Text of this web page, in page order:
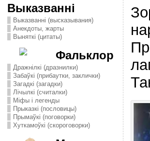
Выказванні
Выказванні (высказывания)
Анекдоты, жарты
Выняткі (цитаты)
Фальклор
Дражнілкі (дразнилки)
Забаўкі (прибаутки, заклички)
Загадкі (загадки)
Лічылкі (считалки)
Міфы і легенды
Прыказкі (пословицы)
Прымаўкі (поговорки)
Хуткамоўкі (скороговорки)